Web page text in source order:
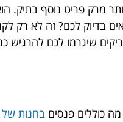
מרק פריט נוסף בתיק.
לכם? זה לא רק
שיגרמו לכם להרגיש
בחנות של